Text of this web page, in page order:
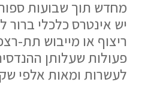
מחדש תוך שבועות
יש אינטרס כלכלי
ריצוף או מייבוש תת-
פעולות שעלותן
לעשרות ומאות אלפי